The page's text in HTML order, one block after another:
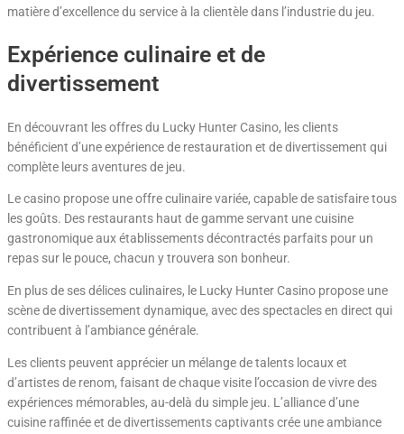
matière d’excellence du service à la clientèle dans l’industrie du jeu.
Expérience culinaire et de
divertissement
En découvrant les offres du Lucky Hunter Casino, les clients
bénéficient d’une expérience de restauration et de divertissement qui
complète leurs aventures de jeu.
Le casino propose une offre culinaire variée, capable de satisfaire tous
les goûts. Des restaurants haut de gamme servant une cuisine
gastronomique aux établissements décontractés parfaits pour un
repas sur le pouce, chacun y trouvera son bonheur.
En plus de ses délices culinaires, le Lucky Hunter Casino propose une
scène de divertissement dynamique, avec des spectacles en direct qui
contribuent à l’ambiance générale.
Les clients peuvent apprécier un mélange de talents locaux et
d’artistes de renom, faisant de chaque visite l’occasion de vivre des
expériences mémorables, au-delà du simple jeu. L’alliance d’une
cuisine raffinée et de divertissements captivants crée une ambiance